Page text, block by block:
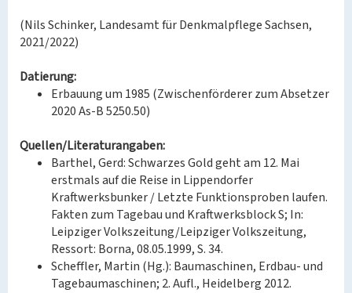
(Nils Schinker, Landesamt für Denkmalpflege Sachsen,
2021/2022)
Datierung:
Erbauung um 1985 (Zwischenförderer zum Absetzer
2020 As-B 5250.50)
Quellen/Literaturangaben:
Barthel, Gerd: Schwarzes Gold geht am 12. Mai
erstmals auf die Reise in Lippendorfer
Kraftwerksbunker / Letzte Funktionsproben laufen.
Fakten zum Tagebau und Kraftwerksblock S; In:
Leipziger Volkszeitung/Leipziger Volkszeitung,
Ressort: Borna, 08.05.1999, S. 34.
Scheffler, Martin (Hg.): Baumaschinen, Erdbau- und
Tagebaumaschinen; 2. Aufl., Heidelberg 2012.